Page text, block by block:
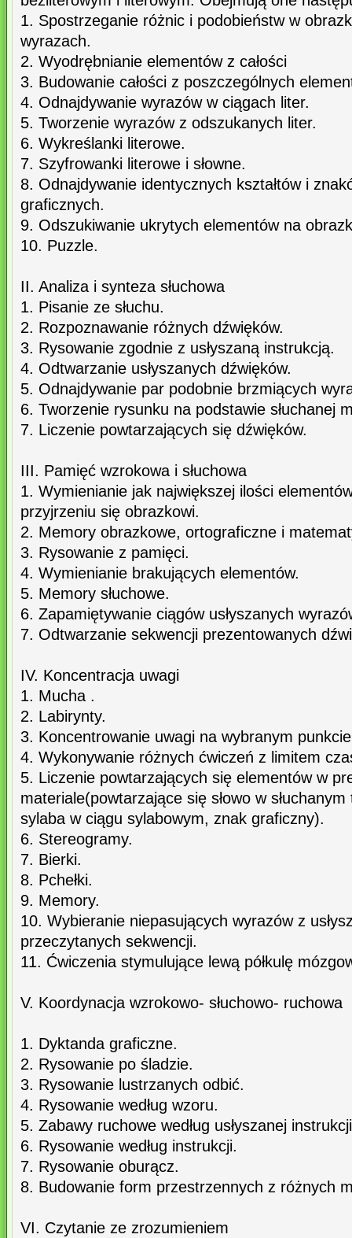
1. Spostrzeganie różnic i podobieństw w
wyrazach.
2. Wyodrębnianie elementów z całości
3. Budowanie całości z poszczególnych
4. Odnajdywanie wyrazów w ciągach liter.
5. Tworzenie wyrazów z odszukanych liter.
6. Wykreślanki literowe.
7. Szyfrowanki literowe i słowne.
8. Odnajdywanie identycznych kształtów i
graficznych.
9. Odszukiwanie ukrytych elementów na
10. Puzzle.
II. Analiza i synteza słuchowa
1. Pisanie ze słuchu.
2. Rozpoznawanie różnych dźwięków.
3. Rysowanie zgodnie z usłyszaną instrukcją.
4. Odtwarzanie usłyszanych dźwięków.
5. Odnajdywanie par podobnie brzmiących
6. Tworzenie rysunku na podstawie słuchanej
7. Liczenie powtarzających się dźwięków.
III. Pamięć wzrokowa i słuchowa
1. Wymienianie jak największej ilości
przyjrzeniu się obrazkowi.
2. Memory obrazkowe, ortograficzne i
3. Rysowanie z pamięci.
4. Wymienianie brakujących elementów.
5. Memory słuchowe.
6. Zapamiętywanie ciągów usłyszanych
7. Odtwarzanie sekwencji prezentowanych
IV. Koncentracja uwagi
1. Mucha .
2. Labirynty.
3. Koncentrowanie uwagi na wybranym
4. Wykonywanie różnych ćwiczeń z limitem
5. Liczenie powtarzających się elementów w
materiale(powtarzające się słowo w
sylaba w ciągu sylabowym, znak graficzny).
6. Stereogramy.
7. Bierki.
8. Pchełki.
9. Memory.
10. Wybieranie niepasujących wyrazów z
przeczytanych sekwencji.
11. Ćwiczenia stymulujące lewą półkulę
V. Koordynacja wzrokowo- słuchowo- ruchowa
1. Dyktanda graficzne.
2. Rysowanie po śladzie.
3. Rysowanie lustrzanych odbić.
4. Rysowanie według wzoru.
5. Zabawy ruchowe według usłyszanej
6. Rysowanie według instrukcji.
7. Rysowanie oburącz.
8. Budowanie form przestrzennych z różnych
VI. Czytanie ze zrozumieniem